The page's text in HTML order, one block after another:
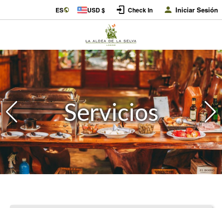
ES USD $ Check In Iniciar Sesión
Servicios